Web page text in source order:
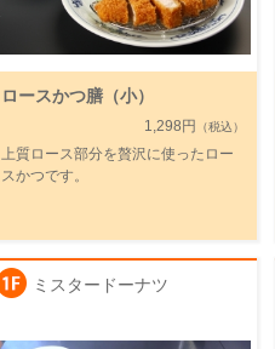
ロースかつ膳（小）
1,298円 （税込）
上質ロース部分を贅沢に使ったロー
スかつです。
ミスタードーナツ